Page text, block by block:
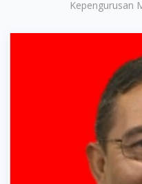
Kepengurusan